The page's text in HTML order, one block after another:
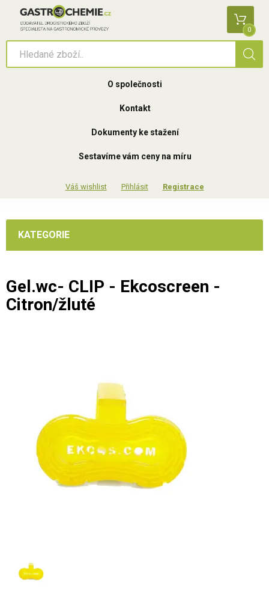
0
O společnosti
Kontakt
Dokumenty ke stažení
Sestavíme vám ceny na míru
Přihlásit Registrace
KATEGORIE
Gel.wc- CLIP - Ekcoscreen -
Citron/žluté